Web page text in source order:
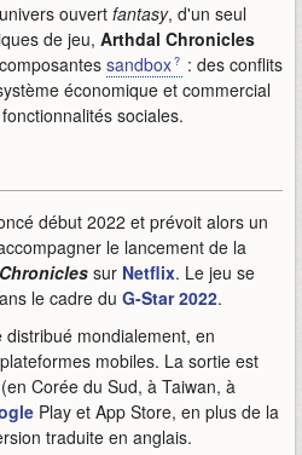
ouvert fantasy, d'un seul
de jeu, Arthdal Chronicles
sandbox
: des conflits
économique et commercial
sociales.
début 2022 et prévoit alors un
le lancement de la
sur Netflix. Le jeu se
le cadre du G-Star 2022.
distribué mondialement, en
mobiles. La sortie est
Corée du Sud, à Taiwan, à
Play et App Store, en plus de la
traduite en anglais.